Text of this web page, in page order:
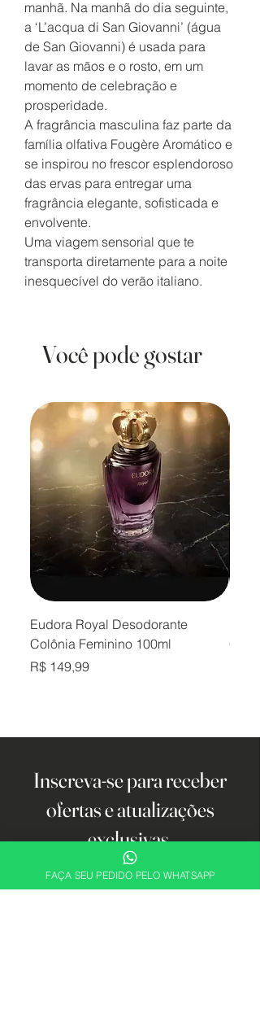
manhã. Na manhã do dia seguinte,
a ‘L’acqua di San Giovanni’ (água
de San Giovanni) é usada para
lavar as mãos e o rosto, em um
momento de celebração e
prosperidade.
A fragrância masculina faz parte da
família olfativa Fougère Aromático e
se inspirou no frescor esplendoroso
das ervas para entregar uma
fragrância elegante, sofisticada e
envolvente.
Uma viagem sensorial que te
transporta diretamente para a noite
inesquecível do verão italiano.
Você pode gostar
Eudora Royal Desodorante
Colônia Feminino 100ml
Preço
R$ 149,99
Inscreva-se para receber
ofertas e atualizações
exclusivas.
EmailFAÇA SEU PEDIDO PELO WHATSAPP